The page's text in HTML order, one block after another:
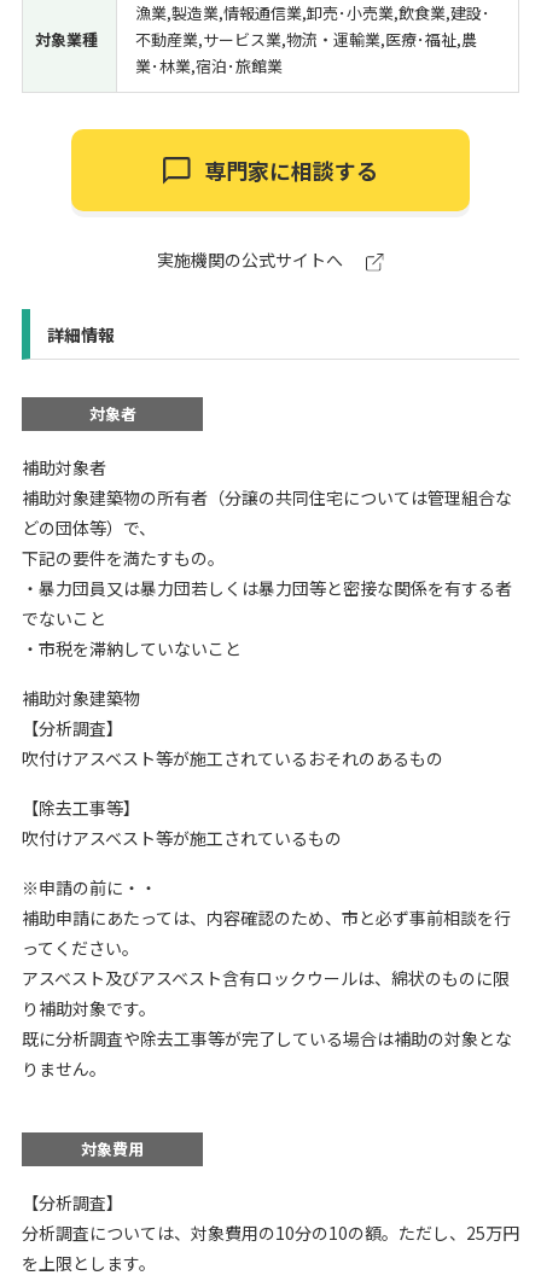
対象業種
漁業,製造業,情報通信業,卸売･小売業,飲食業,建設･
不動産業,サービス業,物流・運輸業,医療･福祉,農
業･林業,宿泊･旅館業
専門家に相談する
実施機関の公式サイトへ
詳細情報
対象者
補助対象者
補助対象建築物の所有者（分譲の共同住宅については管理組合な
どの団体等）で、
下記の要件を満たすもの。
・暴力団員又は暴力団若しくは暴力団等と密接な関係を有する者
でないこと
・市税を滞納していないこと
補助対象建築物
【分析調査】
吹付けアスベスト等が施工されているおそれのあるもの
【除去工事等】
吹付けアスベスト等が施工されているもの
※申請の前に・・
補助申請にあたっては、内容確認のため、市と必ず事前相談を行
ってください。
アスベスト及びアスベスト含有ロックウールは、綿状のものに限
り補助対象です。
既に分析調査や除去工事等が完了している場合は補助の対象とな
りません。
対象費用
【分析調査】
分析調査については、対象費用の10分の10の額。ただし、25万円
を上限とします。